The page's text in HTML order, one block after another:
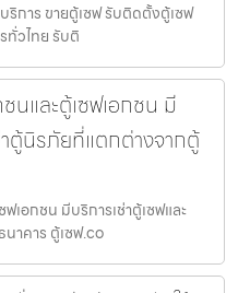
การ ขายตู้เซฟ รับติดตั้งตู้เซฟ
ทั่วไทย รับติ
นและตู้เซฟเอกชน มี
าตู้นิรภัยที่แตกต่างจากตู้
เอกชน มีบริการเช่าตู้เซฟและ
าคาร ตู้เซฟ.co